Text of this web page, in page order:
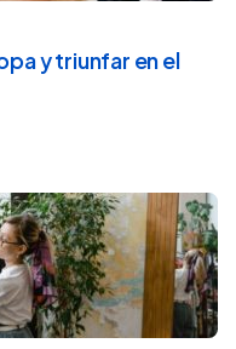
y triunfar en el